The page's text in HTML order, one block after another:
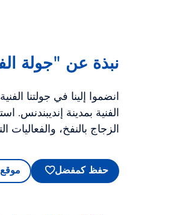
نبذة عن "جولة
انضموا إلينا في جولتنا
الفنية بمدينة
الزجاج بالنفخ، والفعاليات
حفظ كمفضل